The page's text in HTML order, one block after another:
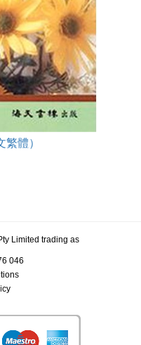
體）
Limited trading as
046